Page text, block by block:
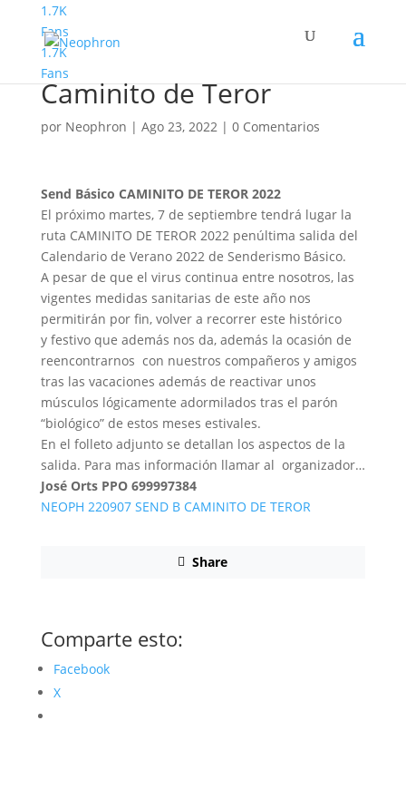
1.7K
Fans
1.7K
Fans
Senderismo Basico
Caminito de Teror
por Neophron | Ago 23, 2022| 0 Comentarios
Send Básico CAMINITO DE TEROR 2022
El próximo martes, 7 de septiembre tendrá lugar la
ruta CAMINITO DE TEROR 2022 penúltima salida del
Calendario de Verano 2022 de Senderismo Básico.
A pesar de que el virus continua entre nosotros, las
vigentes medidas sanitarias de este año nos
permitirán por fin, volver a recorrer este histórico
y festivo que además nos da, además la ocasión de
reencontrarnos con nuestros compañeros y amigos
tras las vacaciones además de reactivar unos
músculos lógicamente adormilados tras el parón
“biológico” de estos meses estivales.
En el folleto adjunto se detallan los aspectos de la
salida. Para mas información llamar al organizador…
José Orts PPO 699997384
NEOPH 220907 SEND B CAMINITO DE TEROR
Share
Comparte esto:
Facebook
X